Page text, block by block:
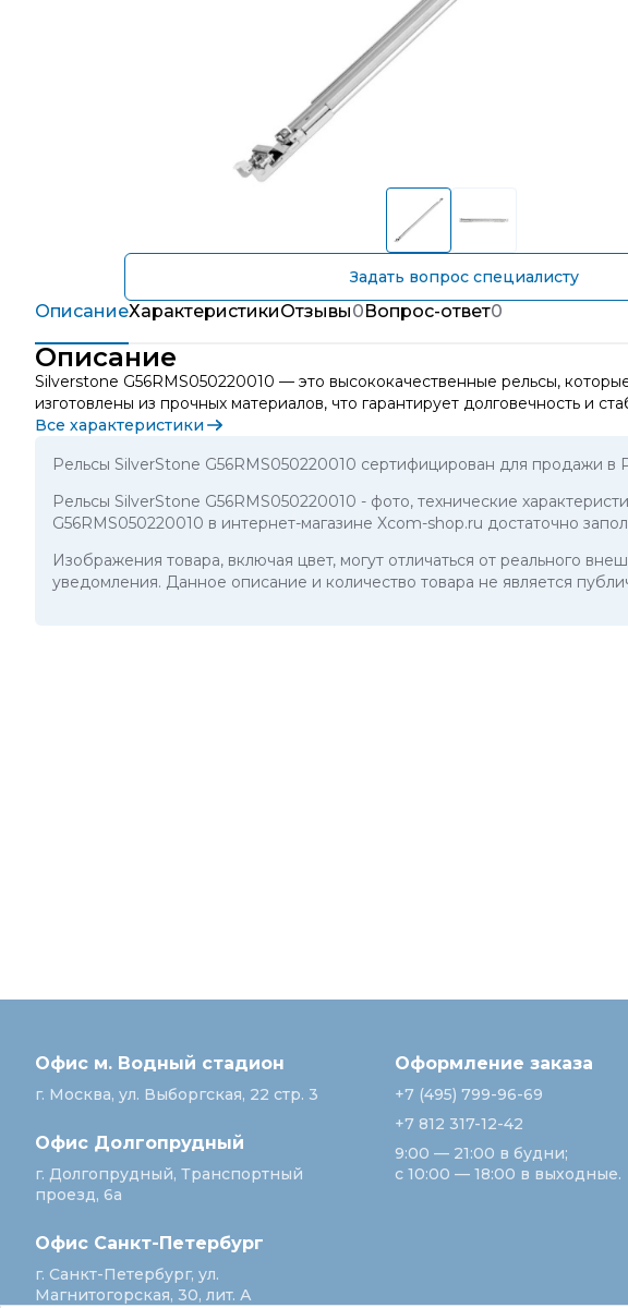
Задать вопрос специалисту
ОписаниеХарактеристикиОтзывы0Вопрос-ответ0
Описание
Silverstone G56RMS050220010 — это высококачественные рельсы,
изготовлены из прочных материалов, что гарантирует долговечность и
Все характеристики
Рельсы SilverStone G56RMS050220010 сертифицирован для продажи в
Рельсы SilverStone G56RMS050220010 - фото, технические
G56RMS050220010 в интернет-магазине Xcom-shop.ru достаточно
Изображения товара, включая цвет, могут отличаться от реального
уведомления. Данное описание и количество товара не является
Офис м. Водный стадион
г. Москва, ул. Выборгская, 22 стр. 3
Офис Долгопрудный
г. Долгопрудный, Транспортный
проезд, 6а
Офис Санкт‑Петербург
г. Санкт‑Петербург, ул.
Магнитогорская, 30, лит. А
Оформление заказа
+7 (495) 799-96-69
+7 812 317-12-42
9:00 — 21:00 в будни;
с 10:00 — 18:00 в выходные.